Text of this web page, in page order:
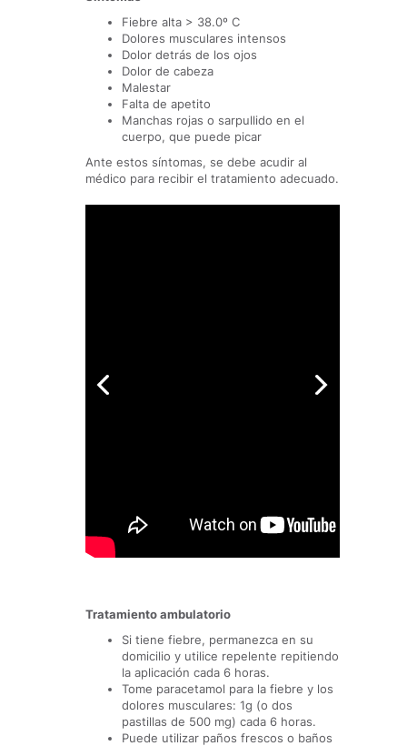
Fiebre alta > 38.0º C
Dolores musculares intensos
Dolor detrás de los ojos
Dolor de cabeza
Malestar
Falta de apetito
Manchas rojas o sarpullido en el
cuerpo, que puede picar
Ante estos síntomas, se debe acudir al
médico para recibir el tratamiento adecuado.
Tratamiento ambulatorio
Si tiene fiebre, permanezca en su
domicilio y utilice repelente repitiendo
la aplicación cada 6 horas.
Tome paracetamol para la fiebre y los
dolores musculares: 1g (o dos
pastillas de 500 mg) cada 6 horas.
Puede utilizar paños frescos o baños